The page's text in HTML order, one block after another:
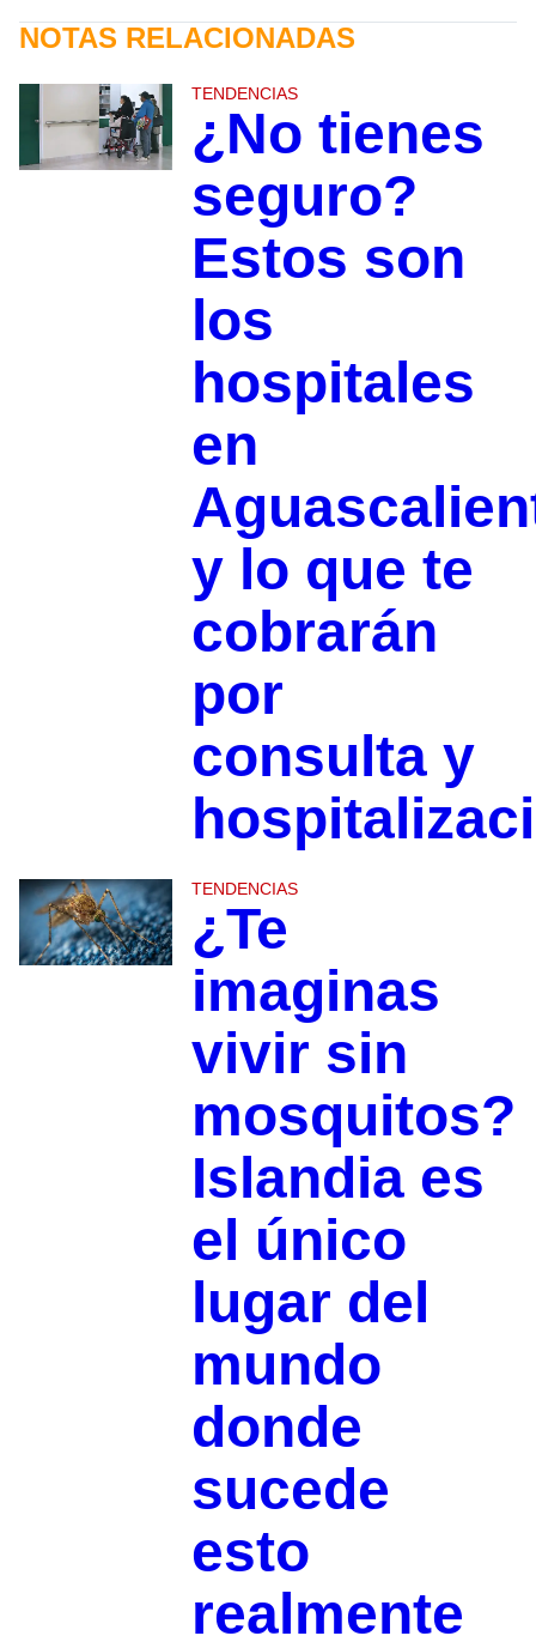
NOTAS RELACIONADAS
TENDENCIAS
¿No tienes
seguro?
Estos son
los
hospitales
en
y lo que te
cobrarán
por
consulta y
TENDENCIAS
¿Te
imaginas
vivir sin
mosquitos?
Islandia es
el único
lugar del
mundo
donde
sucede
esto
realmente